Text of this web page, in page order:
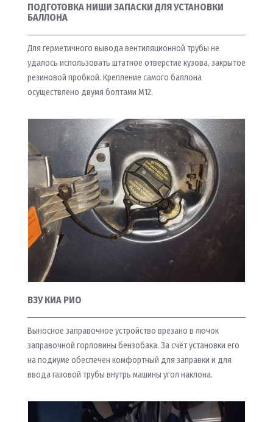
ПОДГОТОВКА НИШИ ЗАПАСКИ ДЛЯ УСТАНОВКИ
БАЛЛОНА
Для герметичного вывода вентиляционной трубы не
удалось использовать штатное отверстие кузова, закрытое
резиновой пробкой. Крепление самого баллона
осуществлено двумя болтами М12.
ВЗУ КИА РИО
Выносное заправочное устройство врезано в лючок
заправочной горловины бензобака. За счёт установки его
на подиуме обеспечен комфортный для заправки и для
ввода газовой трубы внутрь машины угол наклона.